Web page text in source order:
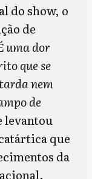
do show, o
de
uma dor
que se
nem
de
levantou
que
da